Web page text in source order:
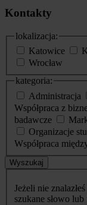
Kontakty
lokalizacja:
Katowice
Wrocław
kategoria:
Administracja
Współpraca z
badawcze
Organizacje
Współpraca
Wyszukaj
Jeżeli nie
szukane słowo